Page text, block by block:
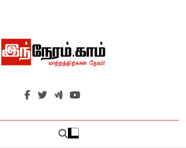
இந்நேரம்.காம்
செய்திகளுக்கு அப்பால்…